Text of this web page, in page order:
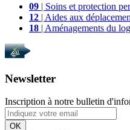
09 | Soins et protection
12 | Aides aux
18 | Aménagements du
Newsletter
Inscription à notre bulletin
OK